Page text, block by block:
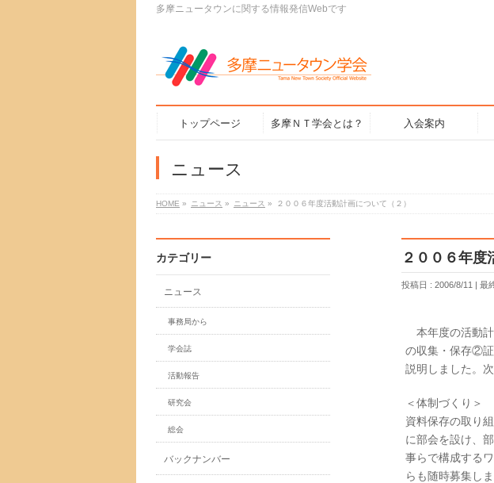
多摩ニュータウンに関する情報発信Webです
トップページ 多摩ＮＴ学会とは？ 入会案内
ニュース
HOME » ニュース » ニュース » ２００６年度活動計画について（２）
２００６年度
投稿日 : 2006/8/11 最
本年度の活動
の収集・保存②
説明しました。
＜体制づくり＞
資料保存の取り
に部会を設け、
事らで構成する
らも随時募集し
カテゴリー
ニュース
事務局から
学会誌
活動報告
研究会
総会
バックナンバー